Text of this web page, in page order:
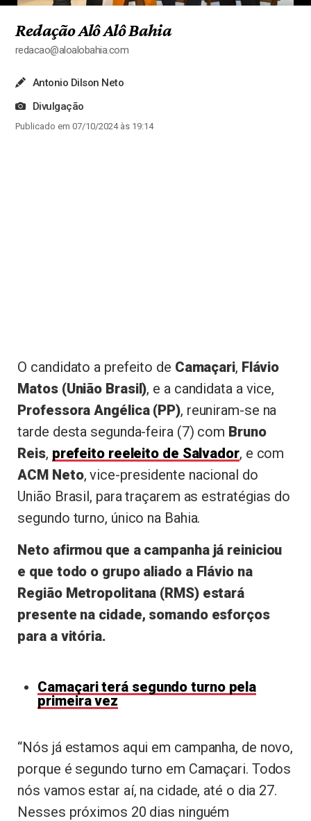
Redação Alô Alô Bahia
redacao@aloalobahia.com
Antonio Dilson Neto
Divulgação
Publicado em 07/10/2024 às 19:14
O candidato a prefeito de Camaçari, Flávio
Matos (União Brasil), e a candidata a vice,
Professora Angélica (PP), reuniram-se na
tarde desta segunda-feira (7) com Bruno
Reis, prefeito reeleito de Salvador, e com
ACM Neto, vice-presidente nacional do
União Brasil, para traçarem as estratégias do
segundo turno, único na Bahia.
Neto afirmou que a campanha já reiniciou
e que todo o grupo aliado a Flávio na
Região Metropolitana (RMS) estará
presente na cidade, somando esforços
para a vitória.
Camaçari terá segundo turno pela
primeira vez
“Nós já estamos aqui em campanha, de novo,
porque é segundo turno em Camaçari. Todos
nós vamos estar aí, na cidade, até o dia 27.
Nesses próximos 20 dias ninguém